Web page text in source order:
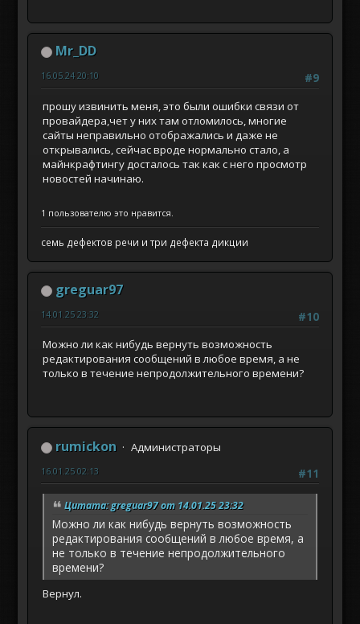
Mr_DD
#9
16.05.24 20:10
прошу извинить меня, это были ошибки связи от
провайдера,чет у них там отломилось, многие
сайты неправильно отображались и даже не
открывались, сейчас вроде нормально стало, а
майнкрафтингу досталось так как с него просмотр
новостей начинаю.
1 пользователю это нравится.
семь дефектов речи и три дефекта дикции
greguar97
#10
14.01.25 23:32
Можно ли как нибудь вернуть возможность
редактирования сообщений в любое время, а не
только в течение непродолжительного времени?
rumickon
Администраторы
#11
16.01.25 02:13
Цитата: greguar97 от 14.01.25 23:32
Можно ли как нибудь вернуть возможность
редактирования сообщений в любое время, а
не только в течение непродолжительного
времени?
Вернул.